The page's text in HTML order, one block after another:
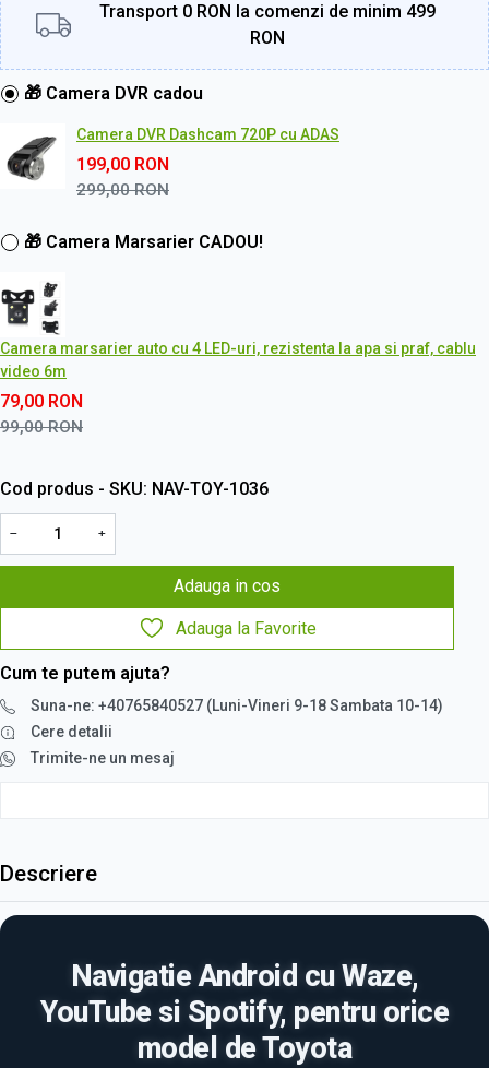
Transport 0 RON la comenzi de minim 499
RON
🎁 Camera DVR cadou
Camera DVR Dashcam 720P cu ADAS
199,00 RON
299,00RON
🎁 Camera Marsarier CADOU!
Camera marsarier auto cu 4 LED-uri, rezistenta la apa si praf, cablu
video 6m
79,00 RON
99,00RON
Cod produs - SKU NAV-TOY-1036
− +
Adauga in cos
Adauga la Favorite
Cum te putem ajuta?
Suna-ne: +40765840527 (Luni-Vineri 9-18 Sambata 10-14)
Cere detalii
Trimite-ne un mesaj
Descriere
Navigatie Android cu Waze,
YouTube si Spotify, pentru orice
model de Toyota